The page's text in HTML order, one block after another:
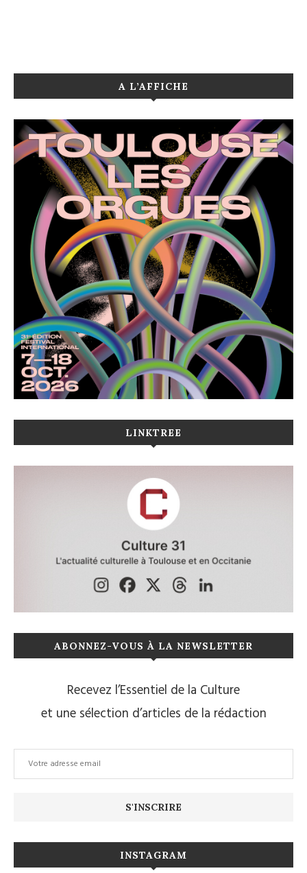
A L’AFFICHE
LINKTREE
ABONNEZ-VOUS À LA NEWSLETTER
Recevez l’Essentiel de la Culture
et une sélection d’articles de la rédaction
INSTAGRAM